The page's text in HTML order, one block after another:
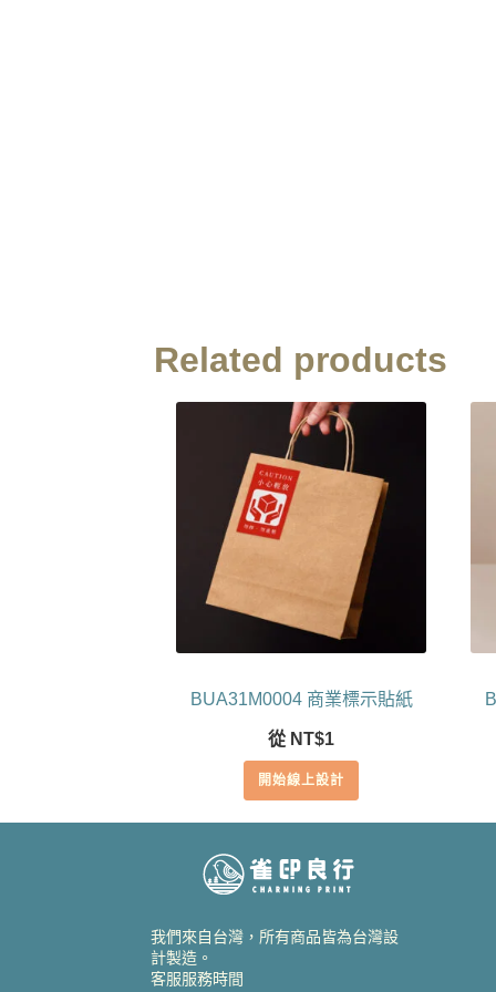
Related products
BUA31M0004 商業標示貼紙
從 NT$1
開始線上設計
我們來自台灣，所有商品皆為台灣設
計製造。
客服服務時間